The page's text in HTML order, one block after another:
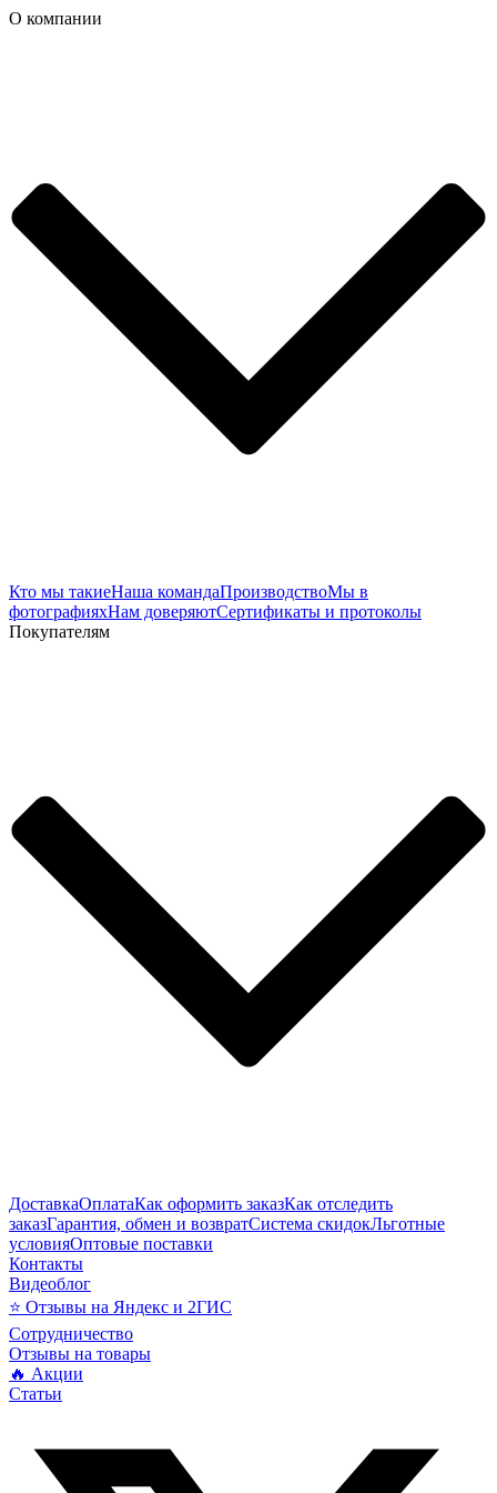
О компании
Кто мы такиеНаша командаПроизводствоМы в
фотографияхНам доверяютСертификаты и протоколы
Покупателям
ДоставкаОплатаКак оформить заказКак отследить
заказГарантия, обмен и возвратСистема скидокЛьготные
условияОптовые поставки
Контакты
Видеоблог
⭐ Отзывы на Яндекс и 2ГИС
Сотрудничество
Отзывы на товары
🔥 Акции
Статьи